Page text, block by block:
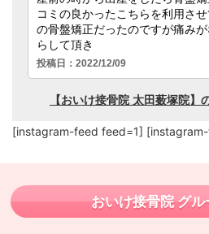
[instagram-feed feed=1]
おいけ接骨院 グル